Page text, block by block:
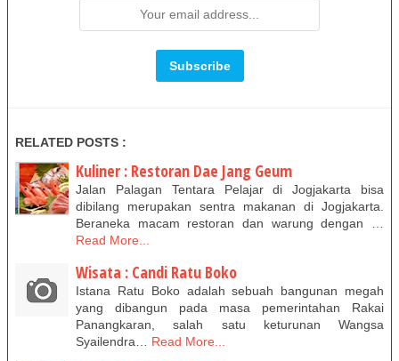
RELATED POSTS :
Kuliner : Restoran Dae Jang Geum
Jalan Palagan Tentara Pelajar di Jogjakarta bisa
dibilang merupakan sentra makanan di Jogjakarta.
Beraneka macam restoran dan warung dengan …
Read More...
Wisata : Candi Ratu Boko
Istana Ratu Boko adalah sebuah bangunan megah
yang dibangun pada masa pemerintahan Rakai
Panangkaran, salah satu keturunan Wangsa
Syailendra…
Read More...